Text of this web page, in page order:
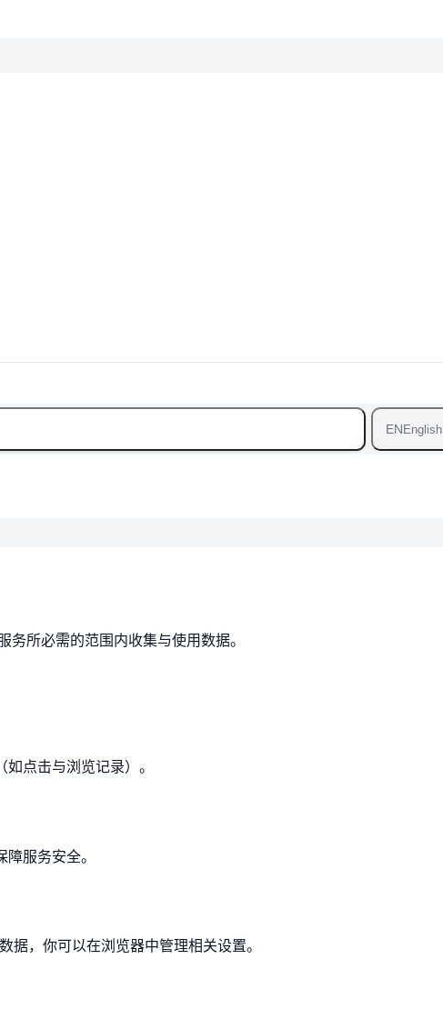
ENEnglish
务所必需的范围内收集与使用数据。
点击与浏览记录）。
服务安全。
据，你可以在浏览器中管理相关设置。